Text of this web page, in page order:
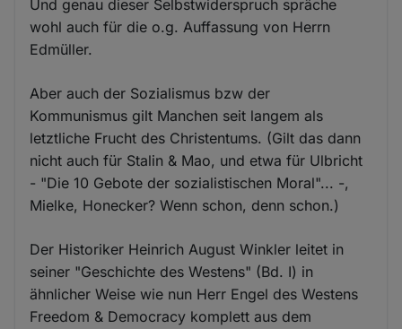
Und genau dieser Selbstwiderspruch spräche
wohl auch für die o.g. Auffassung von Herrn
Edmüller.
Aber auch der Sozialismus bzw der
Kommunismus gilt Manchen seit langem als
letztliche Frucht des Christentums. (Gilt das dann
nicht auch für Stalin & Mao, und etwa für Ulbricht
- "Die 10 Gebote der sozialistischen Moral"... -,
Mielke, Honecker? Wenn schon, denn schon.)
Der Historiker Heinrich August Winkler leitet in
seiner "Geschichte des Westens" (Bd. I) in
ähnlicher Weise wie nun Herr Engel des Westens
Freedom & Democracy komplett aus dem